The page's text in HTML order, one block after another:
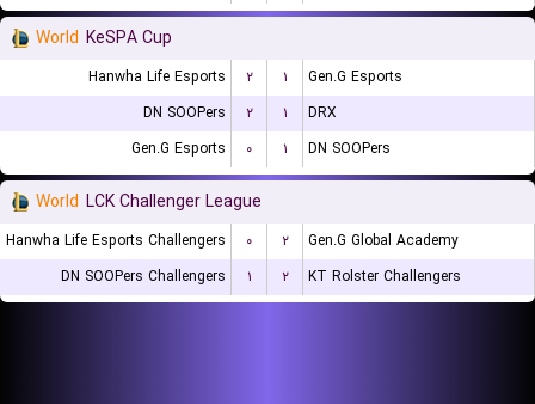
World KeSPA Cup
Hanwha Life Esports ۲ ۱
Gen.G Esports
DN SOOPers
۲ ۱
DRX
Gen.G Esports
۰ ۱ DN SOOPers
World LCK Challenger League
Hanwha Life Esports Challengers ۰ ۲
Gen.G Global Academy
DN SOOPers Challengers
۱ ۲ KT Rolster Challengers